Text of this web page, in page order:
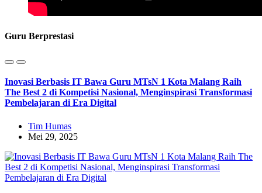
Guru Berprestasi
Inovasi Berbasis IT Bawa Guru MTsN 1 Kota Malang Raih
The Best 2 di Kompetisi Nasional, Menginspirasi Transformasi
Pembelajaran di Era Digital
Tim Humas
Mei 29, 2025